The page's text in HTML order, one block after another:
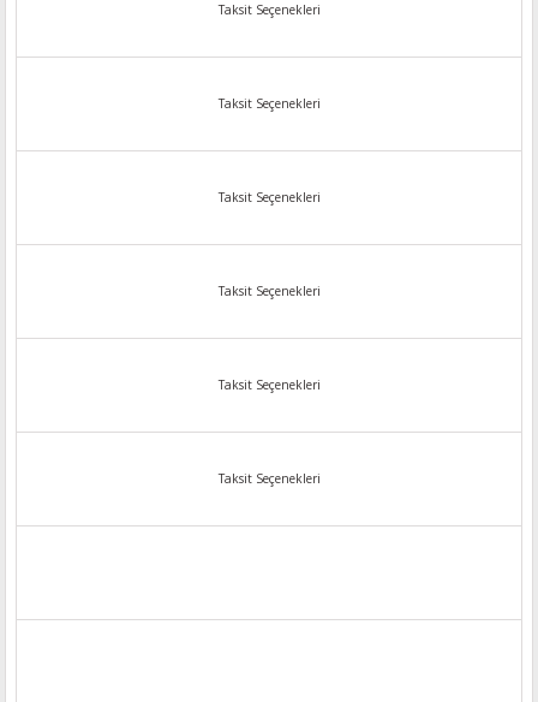
Taksit Seçenekleri
Taksit Seçenekleri
Taksit Seçenekleri
Taksit Seçenekleri
Taksit Seçenekleri
Taksit Seçenekleri